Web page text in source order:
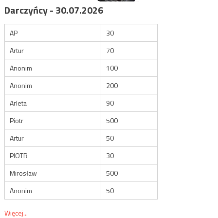
Darczyńcy - 30.07.2026
AP
30
Artur
70
Anonim
100
Anonim
200
Arleta
90
Piotr
500
Artur
50
PIOTR
30
Mirosław
500
Anonim
50
Więcej...